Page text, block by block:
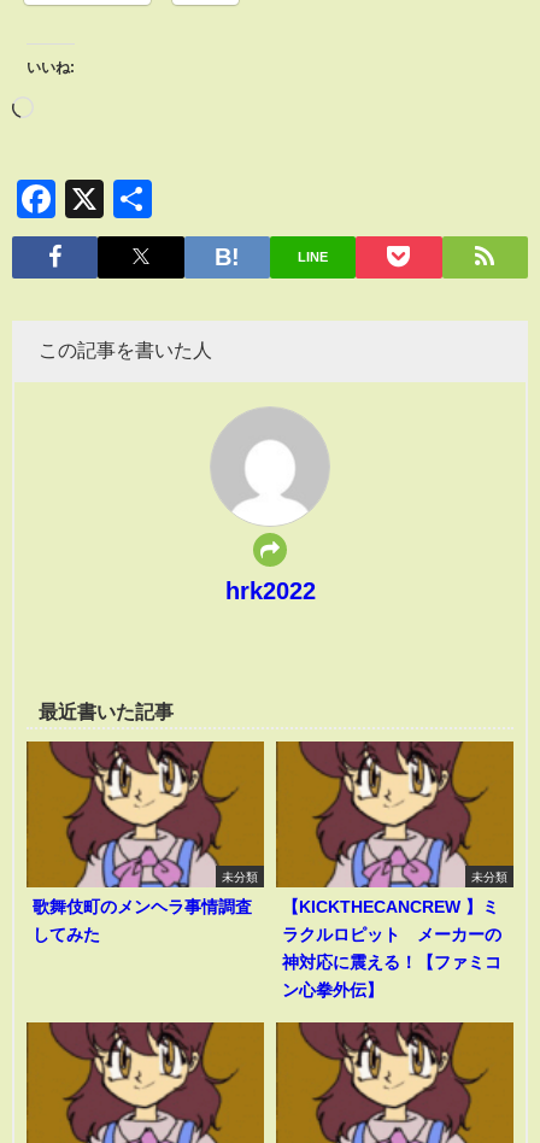
いいね:
Facebook
X
有
LINE
この記事を書いた人
hrk2022
最近書いた記事
未分類
歌舞伎町のメンヘラ事情調査
してみた
未分類
【KICKTHECANCREW 】ミ
ラクルロピット メーカーの
神対応に震える！【ファミコ
ン心拳外伝】